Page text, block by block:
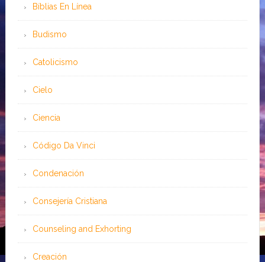
Bíblias En Línea
Budismo
Catolicismo
Cielo
Ciencia
Código Da Vinci
Condenación
Consejería Cristiana
Counseling and Exhorting
Creación